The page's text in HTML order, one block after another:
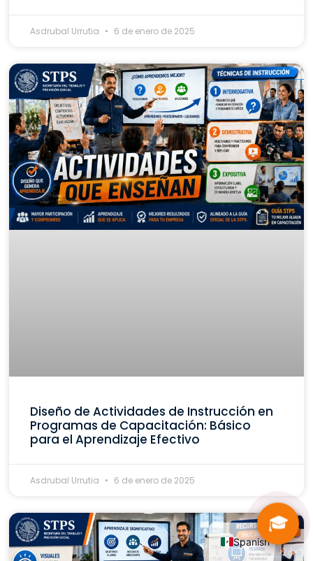
Asdrubal Urrutia 6 de enero de 2025
Diseño de Actividades de Instrucción en
Programas de Capacitación: Básico
para el Aprendizaje Efectivo
Asdrubal Urrutia 6 de enero de 2025
🎓
Spanish